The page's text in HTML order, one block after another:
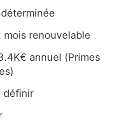
mois renouvelable
annuel (Primes
définir